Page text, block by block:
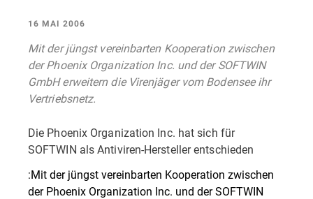
16 MAI 2006
Mit der jüngst vereinbarten Kooperation zwischen
der Phoenix Organization Inc. und der SOFTWIN
GmbH erweitern die Virenjäger vom Bodensee ihr
Vertriebsnetz.
Die Phoenix Organization Inc. hat sich für
SOFTWIN als Antiviren-Hersteller entschieden
:Mit der jüngst vereinbarten Kooperation zwischen
der Phoenix Organization Inc. und der SOFTWIN